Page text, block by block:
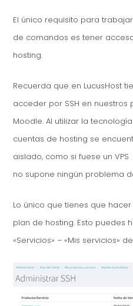
El único requisito para
de comandos es tener
hosting.
Recuerda que en LucusHost
acceder por SSH en nuestros
Moodle. Al utilizar la
cuentas de hosting se
aislado, como si fuese un VPS
no supone ningún problema
Lo único que tienes que hacer
plan de hosting. Esto puedes
«Servicios» – «Mis servicios»